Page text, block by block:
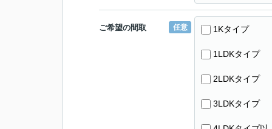
ご希望の間取 任意 1Kタイプ
1LDKタイプ
2LDKタイプ
3LDKタイプ